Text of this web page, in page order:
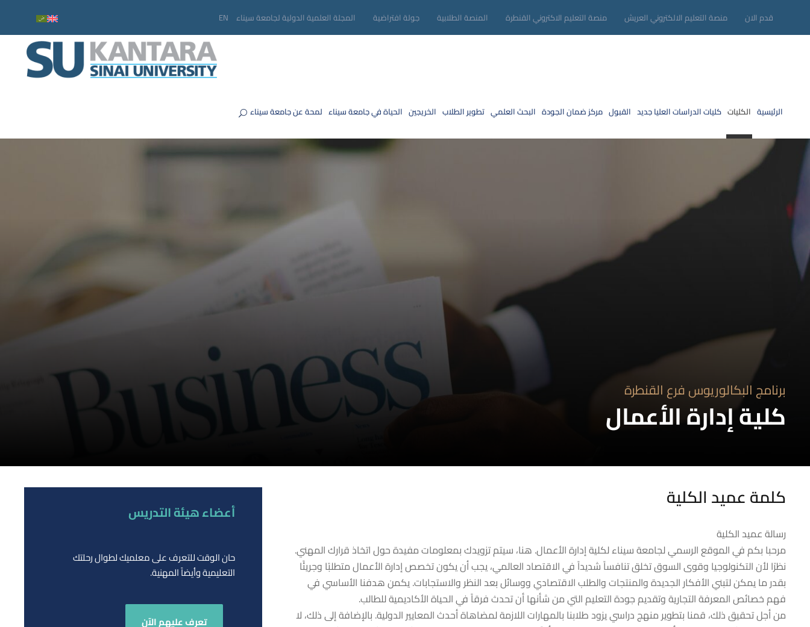
قدم الان منصة التعليم الالكتروني العريش منصة التعليم الاكتروني القنطرة المنصة الطلابية جولة افتراضية المجلة العلمية الدولية لجامعة سيناء EN
الرئيسية الكليات كليات الدراسات العلياجديد القبول مركز ضمان الجودة البحث العلمي تطوير الطلاب الخريجين الحياة في جامعة سيناء لمحة عن جامعة سيناء
برنامج البكالوريوس فرع القنطرة
كلية إدارة الأعمال
كلمة عميد الكلية
رسالة عميد الكلية
مرحبا بكم في الموقع الرسمي لجامعة سيناء لكلية إدارة الأعمال. هنا، سيتم تزويدك بمعلومات مفيدة حول اتخاذ قرارك المهني.
نظرًا لأن التكنولوجيا وقوى السوق تخلق تنافساً شديداً في الاقتصاد العالمي، يجب أن يكون تخصص إدارة الأعمال متطلبًا وجريئًا
بقدر ما يمكن لتبني الأفكار الجديدة والمنتجات والطلب الاقتصادي ووسائل بعد النظر والاستجابات. يكمن هدفنا الأساسي في
فهم خصائص المعرفة التجارية وتقديم جودة التعليم التي من شأنها أن تحدث فرقاً في الحياة الأكاديمية للطالب.
من أجل تحقيق ذلك، قمنا بتطوير منهج دراسي يزود طلابنا بالمهارات اللازمة لمضاهاة أحدث المعايير الدولية. بالإضافة إلى ذلك، لا
أعضاء هيئة التدريس
حان الوقت للتعرف على معلميك لطوال رحلتك
التعليمية وأيضاً المهنية.
تعرف عليهم الآن